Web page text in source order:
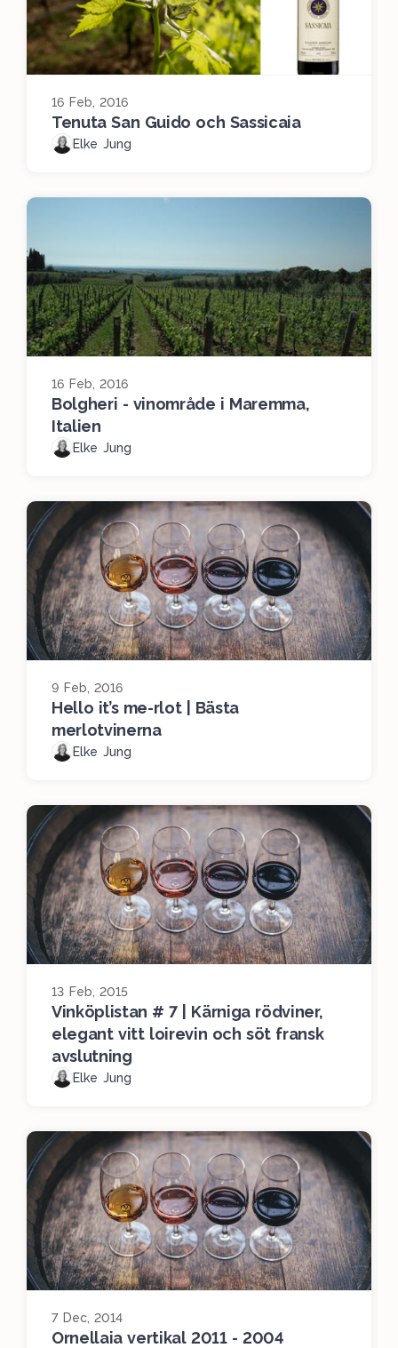
16 Feb, 2016
Tenuta San Guido och Sassicaia
Elke Jung
16 Feb, 2016
Bolgheri - vinområde i Maremma,
Italien
Elke Jung
9 Feb, 2016
Hello it’s me-rlot | Bästa
merlotvinerna
Elke Jung
13 Feb, 2015
Vinköplistan # 7 | Kärniga rödviner,
elegant vitt loirevin och söt fransk
avslutning
Elke Jung
7 Dec, 2014
Ornellaia vertikal 2011 - 2004